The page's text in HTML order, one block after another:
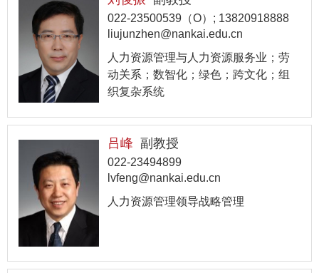
022-23500539（O）; 13820918888
liujunzhen@nankai.edu.cn
人力资源管理与人力资源服务业；劳
动关系；数智化；绿色；跨文化；组
织复杂系统
吕峰 副教授
022-23494899
lvfeng@nankai.edu.cn
人力资源管理领导战略管理